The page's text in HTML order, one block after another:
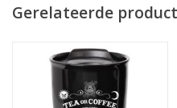
Gerelateerde